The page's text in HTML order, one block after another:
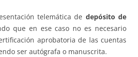
telemática de depósito de
que en ese caso no es necesario
aprobatoria de las cuentas
ser autógrafa o manuscrita.